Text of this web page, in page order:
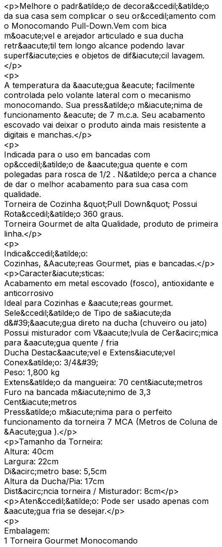
<p>Melhore o padr&atilde;o de decora&ccedil;&atilde;o
da sua casa sem complicar o seu or&ccedil;amento com
o Monocomando Pull-Down.Vem com bica
m&oacute;vel e arejador articulado e sua ducha
retr&aacute;til tem longo alcance podendo lavar
superf&iacute;cies e objetos de dif&iacute;cil lavagem.
</p>
<p>
A temperatura da &aacute;gua &eacute; facilmente
controlada pelo volante lateral com o mecanismo
monocomando. Sua press&atilde;o m&iacute;nima de
funcionamento &eacute; de 7 m.c.a. Seu acabamento
escovado vai deixar o produto ainda mais resistente a
digitais e manchas.</p>
<p>
Indicada para o uso em bancadas com
op&ccedil;&atilde;o de &aacute;gua quente e com
polegadas para rosca de 1/2 . N&atilde;o perca a chance
de dar o melhor acabamento para sua casa com
qualidade.
Torneira de Cozinha &quot;Pull Down&quot; Possui
Rota&ccedil;&atilde;o 360 graus.
Torneira Gourmet de alta Qualidade, produto de primeira
linha.</p>
<p>
Indica&ccedil;&atilde;o:
Cozinhas, &Aacute;reas Gourmet, pias e bancadas.</p>
<p>Caracter&iacute;sticas:
Acabamento em metal escovado (fosco), antioxidante e
anticorrosivo
Ideal para Cozinhas e &aacute;reas gourmet.
Sele&ccedil;&atilde;o de Tipo de sa&iacute;da
d&#39;&aacute;gua direto na ducha (chuveiro ou jato)
Possui misturador com V&aacute;lvula de Cer&acirc;mica
para &aacute;gua quente / fria
Ducha Destac&aacute;vel e Extens&iacute;vel
Conex&atilde;o: 3/4&#39;
Peso: 1,800 kg
Extens&atilde;o da mangueira: 70 cent&iacute;metros
Furo na bancada m&iacute;nimo de 3,3
Cent&iacute;metros
Press&atilde;o m&iacute;nima para o perfeito
funcionamento da torneira 7 MCA (Metros de Coluna de
&Aacute;gua ).</p>
<p>Tamanho da Torneira:
Altura: 40cm
Largura: 22cm
Di&acirc;metro base: 5,5cm
Altura da Ducha/Pia: 17cm
Dist&acirc;ncia torneira / Misturador: 8cm</p>
<p>Aten&ccedil;&atilde;o: Pode ser usado apenas com
&aacute;gua fria se desejar.</p>
<p>
Embalagem:
1 Torneira Gourmet Monocomando